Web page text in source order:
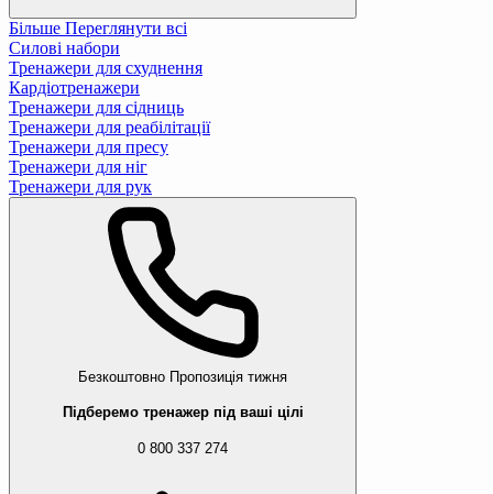
Більше Переглянути всі
Силові набори
Тренажери для схуднення
Кардіотренажери
Тренажери для сідниць
Тренажери для реабілітації
Тренажери для пресу
Тренажери для ніг
Тренажери для рук
Безкоштовно Пропозиція тижня
Підберемо тренажер під ваші цілі
0 800 337 274